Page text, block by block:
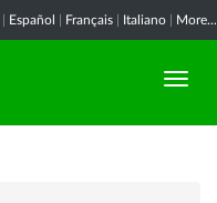
Español Français Italiano More...